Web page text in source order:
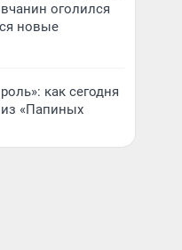
оголился
новые
как сегодня
«Папиных